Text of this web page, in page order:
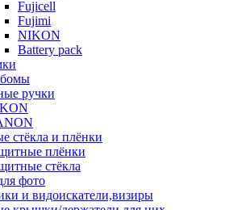
Fujicell
Fujimi
NIKON
Battery pack
ручки
стёкла и плёнки
плёнки
стёкла
фото
и видоискатели,визиры